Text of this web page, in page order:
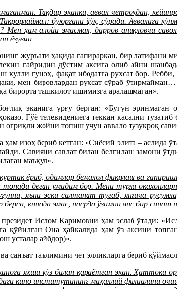
Тақдир эканки, аввал четроқдан,
буюргани йўқ, сўради. Аввалига
Мен ҳам анойи эмасман, дарров аниқловчи
ёзувчи.
журъати ҳақида гапираркан, бир латифани
ғайридин дўстим аксига олиб айни
гуноҳ, фақат ибодатга рухсат бор.
мен бировлардан рухсат сўраб
бирорта ташкилот ишимизга аралашмаган».
эканига урғу берган: «Бугун
Гўё телевидениега теккан касални
оғриқли жойни топиш учун аввало тузукроқ
ҳам изоҳ бериб кетган: «Сиёсий элита – аслида
Савияни савлат билан белгилаш замони
маъқул».
ёриб, одамлар бемалол фикрлаш ва
деган умидим бор. Мени турли
яъни эски салтанат тугаб, янгича
кинода эмас, насрда ўзимни яна бир синаш
президет Ислом Каримовни ҳам эслаб ўтади:
қўйилган Она ҳайкалида ҳам ўз аксини
усталар айбдор)».
санъат таълимини чет элликларга бериб
яхши кўз билан қараётган экан. Ҳаттоки
кино институтининг маҳаллий филиалини